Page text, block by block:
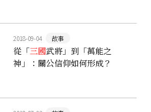
2018-09-04 故事
從「三國武將」到「萬能之
神」：關公信仰如何形成？